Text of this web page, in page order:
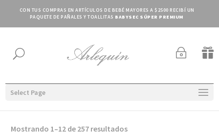
CON TUS COMPRAS EN ARTÍCULOS DE BEBÉ MAYORES A $2500 RECIBÍ UN
PAQUETE DE PAÑALES Y TOALLITAS BABYSEC SÚPER PREMIUM
U ~ 
Select Page
Mostrando 1–12 de 257 resultadosOrdenado